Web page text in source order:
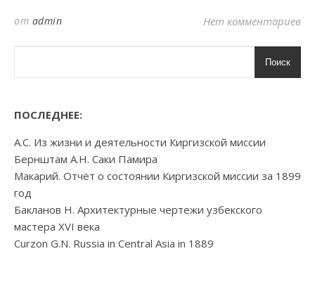
от admin Нет комментариев
Поиск
ПОСЛЕДНЕЕ:
А.С. Из жизни и деятельности Киргизской миссии
Бернштам А.Н. Саки Памира
Макарий. Отчёт о состоянии Киргизской миссии за 1899
год
Бакланов Н. Архитектурные чертежи узбекского
мастера XVI века
Curzon G.N. Russia in Central Asia in 1889